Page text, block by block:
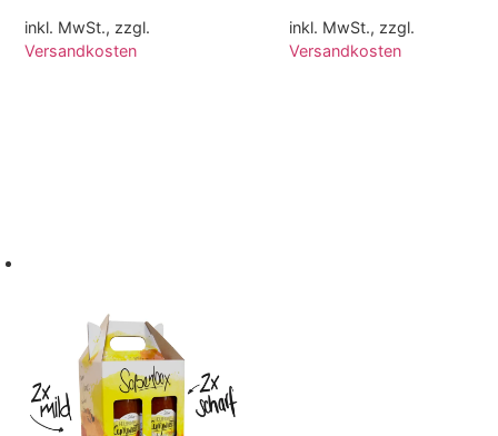
inkl. MwSt., zzgl.
Versandkosten
inkl. MwSt., zzgl.
Versandkosten